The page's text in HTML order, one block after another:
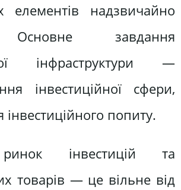
надзвичайно
завдання
інфраструктури —
інвестиційної сфери,
попиту.
інвестицій та
товарів — це вільне від